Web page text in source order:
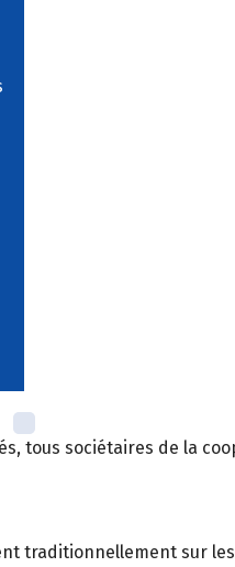
tous sociétaires de la
traditionnellement sur